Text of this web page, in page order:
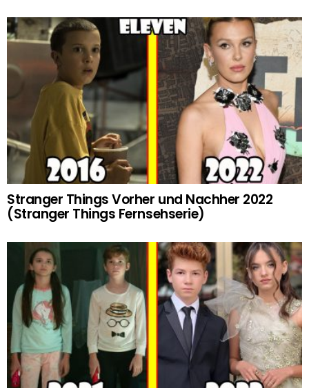
Stranger Things Vorher und Nachher 2022
(Stranger Things Fernsehserie)